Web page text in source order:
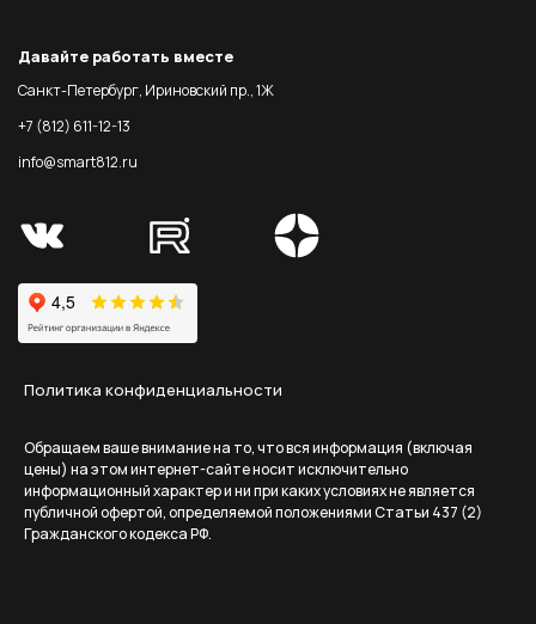
Давайте работать вместе
Санкт-Петербург, Ириновский пр., 1Ж
+7 (812) 611-12-13
info@smart812.ru
Политика конфиденциальности
Обращаем ваше внимание на то, что вся информация (включая
цены) на этом интернет-сайте носит исключительно
информационный характер и ни при каких условиях не является
публичной офертой, определяемой положениями Статьи 437 (2)
Гражданского кодекса РФ.